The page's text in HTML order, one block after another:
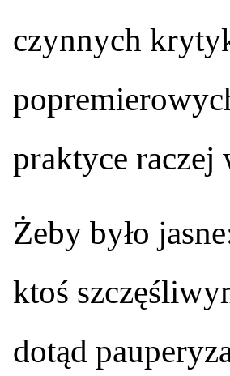
czynnych
praktyce
Żeby było
ktoś
dotąd